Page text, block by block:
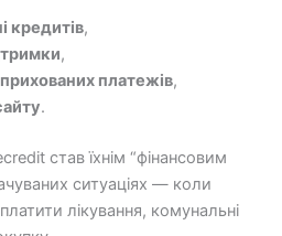
кредитів,
,
платежів,
.
став їхнім “фінансовим
ситуаціях — коли
лікування, комунальні